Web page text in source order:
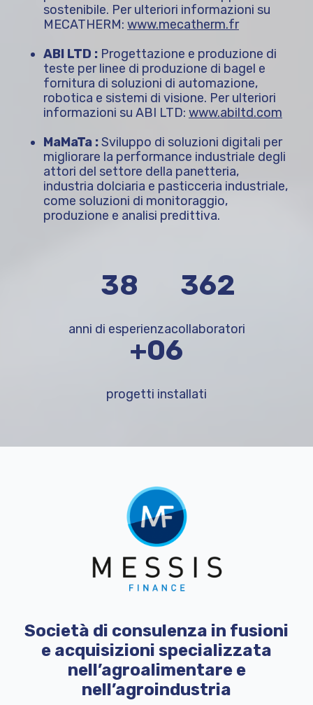
sostenibile. Per ulteriori informazioni su
MECATHERM: www.mecatherm.fr
ABI LTD : Progettazione e produzione di
teste per linee di produzione di bagel e
fornitura di soluzioni di automazione,
robotica e sistemi di visione. Per ulteriori
informazioni su ABI LTD: www.abiltd.com
MaMaTa :Sviluppo di soluzioni digitali per
migliorare la performance industriale degli
attori del settore della panetteria,
industria dolciaria e pasticceria industriale,
come soluzioni di monitoraggio,
produzione e analisi predittiva.
60
anni di esperienza
560
collaboratori
+1.000
progetti installati
Società di consulenza in fusioni
e acquisizioni specializzata
nell’agroalimentare e
nell’agroindustria